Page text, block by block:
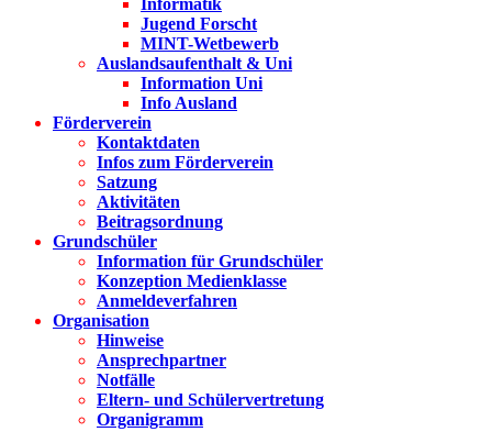
Informatik
Jugend Forscht
MINT-Wetbewerb
Auslandsaufenthalt & Uni
Information Uni
Info Ausland
Förderverein
Kontaktdaten
Infos zum Förderverein
Satzung
Aktivitäten
Beitragsordnung
Grundschüler
Information für Grundschüler
Konzeption Medienklasse
Anmeldeverfahren
Organisation
Hinweise
Ansprechpartner
Notfälle
Eltern- und Schülervertretung
Organigramm